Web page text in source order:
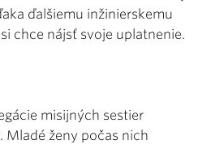
ďalšiemu inžinierskemu
chce nájsť svoje uplatnenie.
misijných sestier
Mladé ženy počas nich